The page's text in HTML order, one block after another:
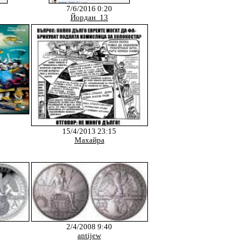
7/6/2016 0:20
Йордан_13
15/4/2013 23:15
Махайра
2/4/2008 9:40
antijew